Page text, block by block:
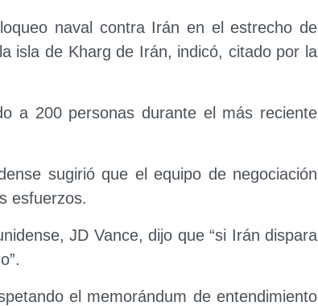
naval contra Irán en el estrecho de
isla de Kharg de Irán, indicó, citado por la
a 200 personas durante el más reciente
sugirió que el equipo de negociación
esfuerzos.
JD Vance, dijo que “si Irán dispara
el memorándum de entendimiento